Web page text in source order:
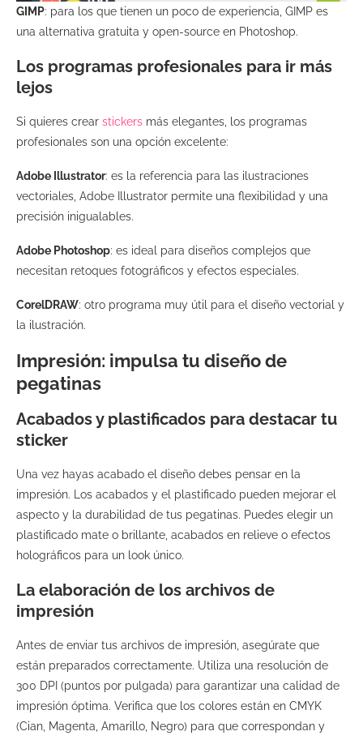
GIMP: para los que tienen un poco de experiencia, GIMP es
una alternativa gratuita y open-source en Photoshop.
Los programas profesionales para ir más
lejos
Si quieres crear stickers más elegantes, los programas
profesionales son una opción excelente:
Adobe Illustrator: es la referencia para las ilustraciones
vectoriales, Adobe Illustrator permite una flexibilidad y una
precisión inigualables.
Adobe Photoshop: es ideal para diseños complejos que
necesitan retoques fotográficos y efectos especiales.
CorelDRAW: otro programa muy útil para el diseño vectorial y
la ilustración.
Impresión: impulsa tu diseño de
pegatinas
Acabados y plastificados para destacar tu
sticker
Una vez hayas acabado el diseño debes pensar en la
impresión. Los acabados y el plastificado pueden mejorar el
aspecto y la durabilidad de tus pegatinas. Puedes elegir un
plastificado mate o brillante, acabados en relieve o efectos
holográficos para un look único.
La elaboración de los archivos de
impresión
Antes de enviar tus archivos de impresión, asegúrate que
están preparados correctamente. Utiliza una resolución de
300 DPI (puntos por pulgada) para garantizar una calidad de
impresión óptima. Verifica que los colores están en CMYK
(Cian, Magenta, Amarillo, Negro) para que correspondan y